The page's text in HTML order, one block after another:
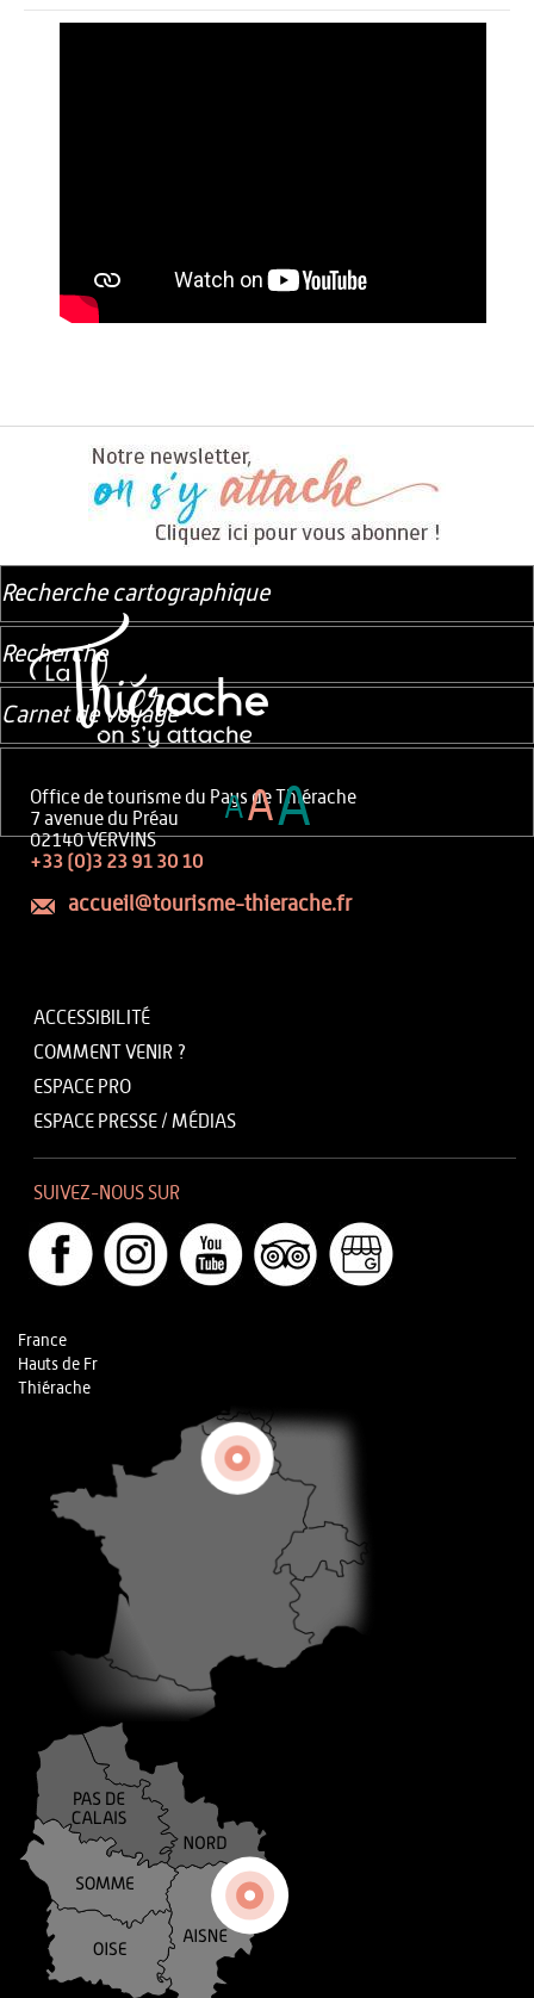
Office de tourisme du Pays de Thiérache
7 avenue du Préau
02140 VERVINS
+33 (0)3 23 91 30 10
accueil@tourisme-thierache.fr
ACCESSIBILITÉ
COMMENT VENIR ?
ESPACE PRO
ESPACE PRESSE / MÉDIAS
SUIVEZ-NOUS SUR
France
Hauts de Fr
Thiérache
Recherche cartographique
Recherche
Carnet de voyage
AAA